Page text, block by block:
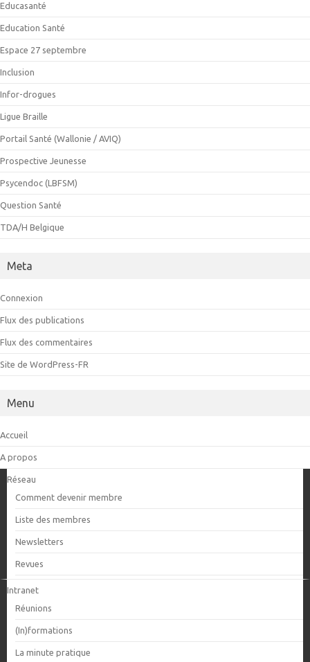
Educasanté
Education Santé
Espace 27 septembre
Inclusion
Infor-drogues
Ligue Braille
Portail Santé (Wallonie / AVIQ)
Prospective Jeunesse
Psycendoc (LBFSM)
Question Santé
TDA/H Belgique
Meta
Connexion
Flux des publications
Flux des commentaires
Site de WordPress-FR
Menu
Accueil
A propos
Réseau
Comment devenir membre
Liste des membres
Newsletters
Revues
Intranet
Réunions
(In)formations
La minute pratique